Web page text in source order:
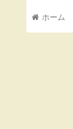
ホーム